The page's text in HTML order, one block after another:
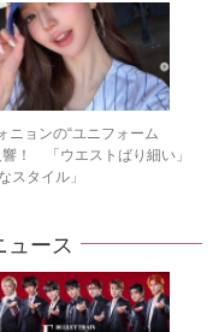
ニョンの“ユニフォーム
響！ 「ウエストばり細い」
スタイル」
ース